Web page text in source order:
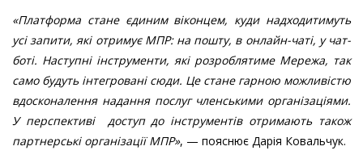
«Платформа стане єдиним віконцем, куди надходитимуть
усі запити, які отримує МПР: на пошту, в онлайн-чаті, у чат-
боті. Наступні інструменти, які розроблятиме Мережа, так
само будуть інтегровані сюди. Це стане гарною можливістю
вдосконалення надання послуг членськими організаціями.
У перспективі доступ до інструментів отримають також
партнерські організації МПР», — пояснює Дарія Ковальчук.